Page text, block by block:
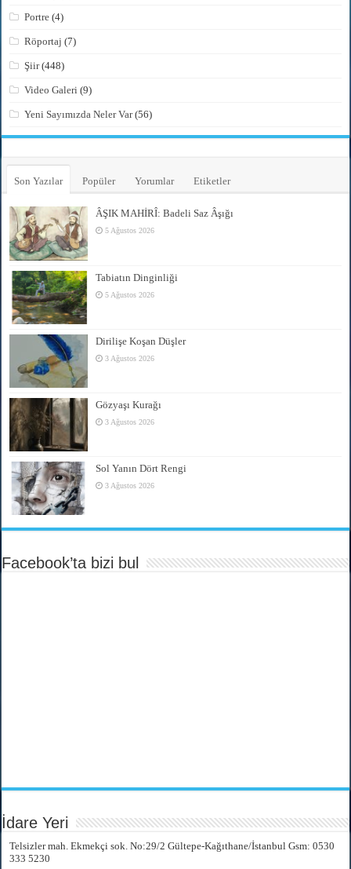
Portre (4)
Röportaj (7)
Şiir(448)
Video Galeri (9)
Yeni Sayımızda Neler Var(56)
Son Yazılar Popüler Yorumlar Etiketler
ÂŞIK MAHİRÎ: Badeli Saz Âşığı
5 Ağustos 2026
Tabiatın Dinginliği
5 Ağustos 2026
Dirilişe Koşan Düşler
3 Ağustos 2026
Gözyaşı Kurağı
3 Ağustos 2026
Sol Yanın Dört Rengi
3 Ağustos 2026
Facebook’ta bizi bul
İdare Yeri
Telsizler mah. Ekmekçi sok. No:29/2 Gültepe-Kağıthane/İstanbul Gsm: 0530
333 5230